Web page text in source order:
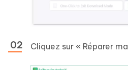
Cliquez sur « Réparer